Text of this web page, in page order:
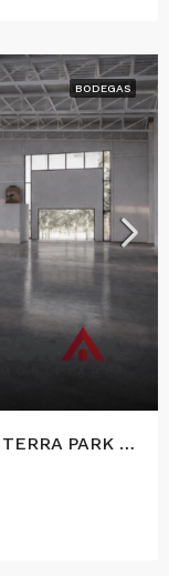
BODEGAS
RENTA DE NAVE INDUSTRIAL EN TERRA PARK CENTENARIO, QUERETARO